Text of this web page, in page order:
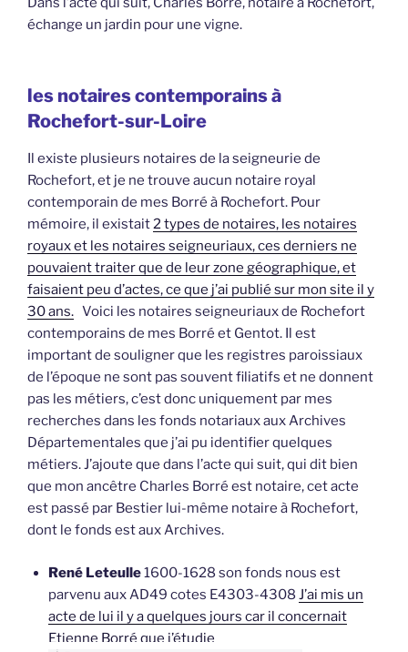
échange un jardin pour une vigne.
les notaires contemporains à
Rochefort-sur-Loire
Il existe plusieurs notaires de la seigneurie de
Rochefort, et je ne trouve aucun notaire royal
contemporain de mes Borré à Rochefort. Pour
mémoire, il existait2 types de notaires, les notaires
royaux et les notaires seigneuriaux, ces derniers ne
pouvaient traiter que de leur zone géographique, et
faisaient peu d’actes, ce que j’ai publié sur mon site il y
30 ans. Voici les notaires seigneuriaux de Rochefort
contemporains de mes Borré et Gentot. Il est
important de souligner que les registres paroissiaux
de l’époque ne sont pas souvent filiatifs et ne donnent
pas les métiers, c’est donc uniquement par mes
recherches dans les fonds notariaux aux Archives
Départementales que j’ai pu identifier quelques
métiers. J’ajoute que dans l’acte qui suit, qui dit bien
que mon ancêtre Charles Borré est notaire, cet acte
est passé par Bestier lui-même notaire à Rochefort,
dont le fonds est aux Archives.
René Leteulle1600-1628 son fonds nous est
parvenu aux AD49 cotes E4303-4308 J’ai mis un
acte de lui il y a quelques jours car il concernait
Etienne Borré que j’étudie